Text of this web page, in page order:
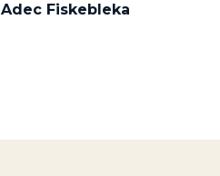
Adec Fiskebleka